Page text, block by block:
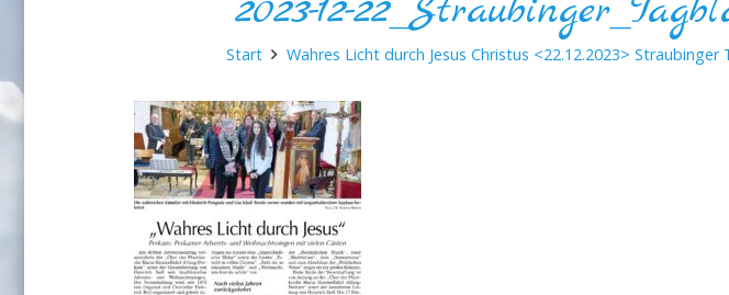
2023-12-
Start Wahres Licht durch Jesus Christus <22.12.2023>